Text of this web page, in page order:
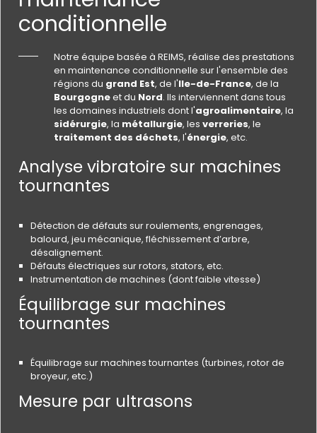
conditionnelle
Notre équipe basée à REIMS, réalise des prestations
en maintenance conditionnelle sur l'ensemble des
régions du grand Est, de l'Ile-de-France, de la
Bourgogneet du Nord. Ils interviennent dans tous
les domaines industriels dont l'agroalimentaire, la
sidérurgie, la métallurgie, les verreries, le
traitement des déchets, l'énergie, etc.
Analyse vibratoire sur machines
tournantes
Détection de défauts sur roulements, engrenages,
balourd, jeu mécanique, fléchissement d’arbre,
désalignement.
Défauts électriques sur rotors, stators, etc.
Instrumentation de machines (dont faible vitesse)
Équilibrage sur machines
tournantes
Équilibrage sur machines tournantes (turbines, rotor de
broyeur, etc.)
Mesure par ultrasons